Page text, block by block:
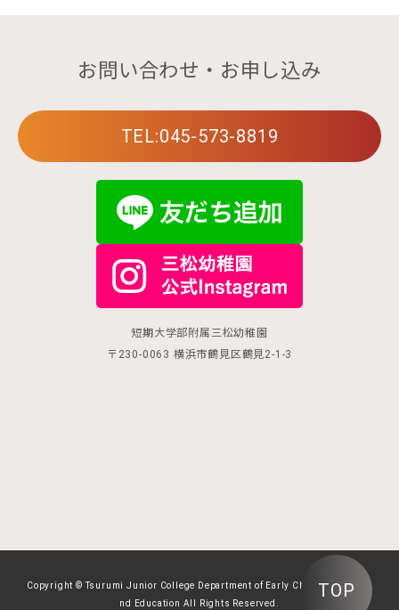
TOP
お問い合わせ・お申し込み
TEL:045-573-8819
短期大学部附属三松幼稚園
〒230-0063 横浜市鶴見区鶴見2-1-3
Copyright © Tsurumi Junior College Department of Early Childhood Care a
nd Education All Rights Reserved.